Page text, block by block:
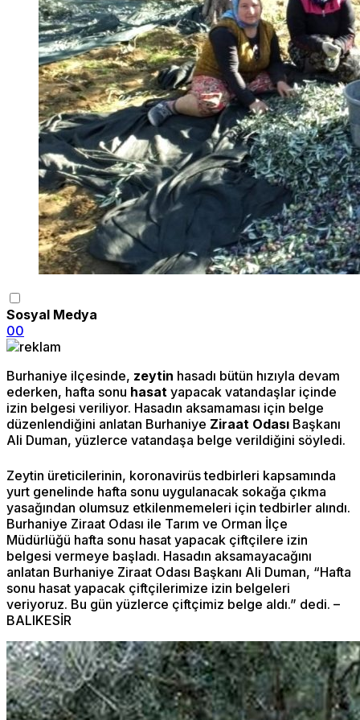
Sosyal Medya
00
Burhaniye ilçesinde, zeytin hasadı bütün hızıyla devam
ederken, hafta sonu hasat yapacak vatandaşlar içinde
izin belgesi veriliyor. Hasadın aksamaması için belge
düzenlendiğini anlatan Burhaniye Ziraat Odası Başkanı
Ali Duman, yüzlerce vatandaşa belge verildiğini söyledi.
Zeytin üreticilerinin, koronavirüs tedbirleri kapsamında
yurt genelinde hafta sonu uygulanacak sokağa çıkma
yasağından olumsuz etkilenmemeleri için tedbirler alındı.
Burhaniye Ziraat Odası ile Tarım ve Orman İlçe
Müdürlüğü hafta sonu hasat yapacak çiftçilere izin
belgesi vermeye başladı. Hasadın aksamayacağını
anlatan Burhaniye Ziraat Odası Başkanı Ali Duman, “Hafta
sonu hasat yapacak çiftçilerimize izin belgeleri
veriyoruz. Bu gün yüzlerce çiftçimiz belge aldı.” dedi. –
BALIKESİR